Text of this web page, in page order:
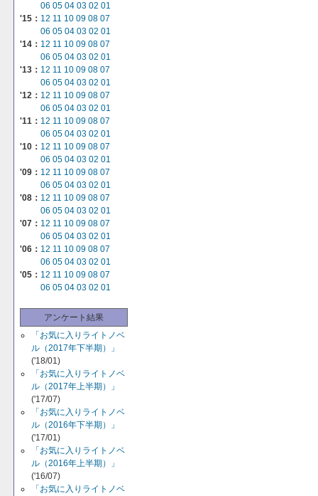
06 05 04 03 02 01
'15： 12 11 10 09 08 07
06 05 04 03 02 01
'14： 12 11 10 09 08 07
06 05 04 03 02 01
'13： 12 11 10 09 08 07
06 05 04 03 02 01
'12： 12 11 10 09 08 07
06 05 04 03 02 01
'11： 12 11 10 09 08 07
06 05 04 03 02 01
'10： 12 11 10 09 08 07
06 05 04 03 02 01
'09： 12 11 10 09 08 07
06 05 04 03 02 01
'08： 12 11 10 09 08 07
06 05 04 03 02 01
'07： 12 11 10 09 08 07
06 05 04 03 02 01
'06： 12 11 10 09 08 07
06 05 04 03 02 01
'05： 12 11 10 09 08 07
06 05 04 03 02 01
アンケート結果
「お気に入りライトノベ
ル（2017年下半期）」
('18/01)
「お気に入りライトノベ
ル（2017年上半期）」
('17/07)
「お気に入りライトノベ
ル（2016年下半期）」
('17/01)
「お気に入りライトノベ
ル（2016年上半期）」
('16/07)
「お気に入りライトノベ